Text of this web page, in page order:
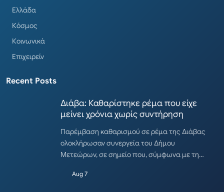
Ελλάδα
Κόσμος
Κοινωνικά
Επιχειρείν
Recent Posts
Διάβα: Καθαρίστηκε ρέμα που είχε
μείνει χρόνια χωρίς συντήρηση
Παρέμβαση καθαρισμού σε ρέμα της Διάβας
ολοκλήρωσαν συνεργεία του Δήμου
Μετεώρων, σε σημείο που, σύμφωνα με τη…
Aug 7